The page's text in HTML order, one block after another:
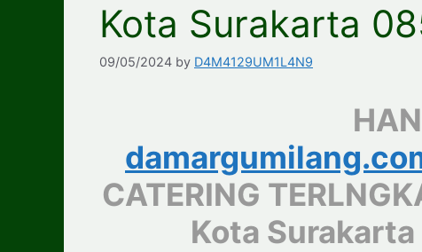
Kota Surakarta
09/05/2024 by D4M4129UM1L4N9
CATERING
Kota